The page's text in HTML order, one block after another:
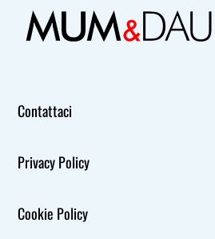
Contattaci
Privacy Policy
Cookie Policy